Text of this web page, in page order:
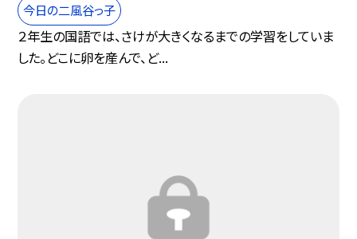
今日の二風谷っ子
２年生の国語では、さけが大きくなるまでの学習をしていま
した。どこに卵を産んで、ど...